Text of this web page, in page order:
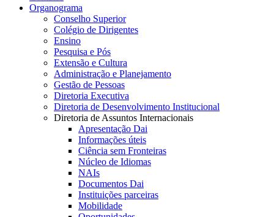
Organograma
Conselho Superior
Colégio de Dirigentes
Ensino
Pesquisa e Pós
Extensão e Cultura
Administração e Planejamento
Gestão de Pessoas
Diretoria Executiva
Diretoria de Desenvolvimento Institucional
Diretoria de Assuntos Internacionais
Apresentação Dai
Informações úteis
Ciência sem Fronteiras
Núcleo de Idiomas
NAIs
Documentos Dai
Instituições parceiras
Mobilidade